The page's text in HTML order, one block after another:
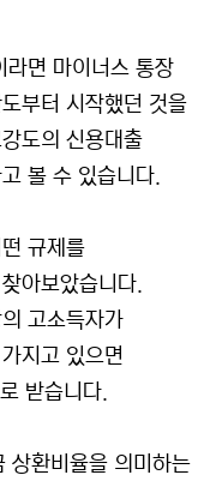
라면 마이너스 통장
부터 시작했던 것을
도의 신용대출
볼 수 있습니다.
규제를
아보았습니다.
고소득자가
지고 있으면
받습니다.
상환비율을 의미하는